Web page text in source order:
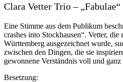
Clara Vetter Trio – „Fabulae“
Eine Stimme aus dem Publikum
crashes into Stockhausen“. Vetter,
Württemberg ausgezeichnet wurde,
zwischen den Dingen, die sie
gewonnene Verständnis voll und
Besetzung: